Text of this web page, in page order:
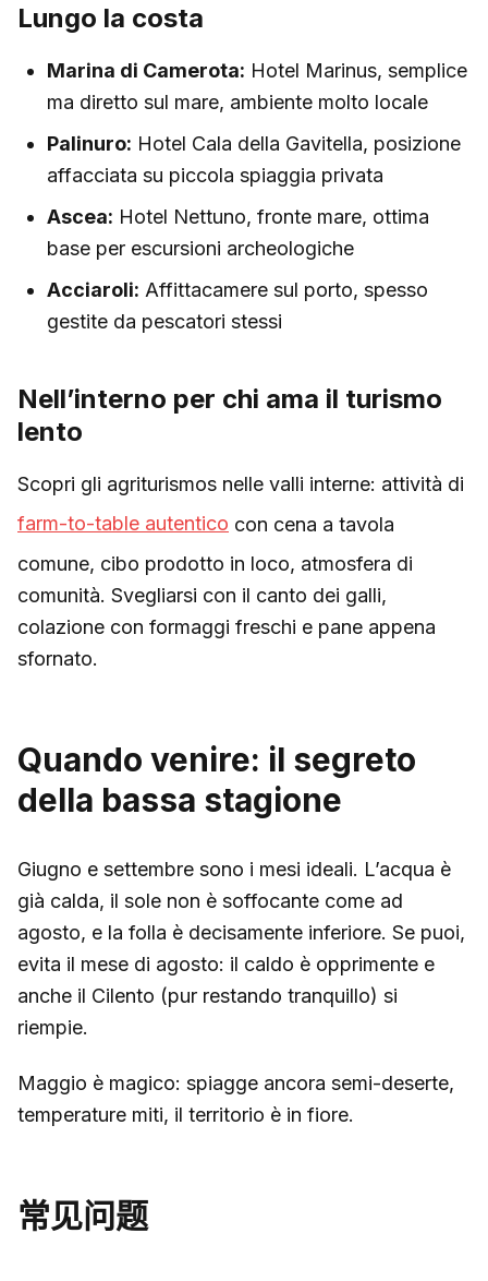
Lungo la costa
Marina di Camerota: Hotel Marinus, semplice
ma diretto sul mare, ambiente molto locale
Palinuro: Hotel Cala della Gavitella, posizione
affacciata su piccola spiaggia privata
Ascea: Hotel Nettuno, fronte mare, ottima
base per escursioni archeologiche
Acciaroli: Affittacamere sul porto, spesso
gestite da pescatori stessi
Nell’interno per chi ama il turismo
lento
Scopri gli agriturismos nelle valli interne: attività di
farm-to-table autentico con cena a tavola
comune, cibo prodotto in loco, atmosfera di
comunità. Svegliarsi con il canto dei galli,
colazione con formaggi freschi e pane appena
sfornato.
Quando venire: il segreto
della bassa stagione
Giugno e settembre sono i mesi ideali. L’acqua è
già calda, il sole non è soffocante come ad
agosto, e la folla è decisamente inferiore. Se puoi,
evita il mese di agosto: il caldo è opprimente e
anche il Cilento (pur restando tranquillo) si
riempie.
Maggio è magico: spiagge ancora semi-deserte,
temperature miti, il territorio è in fiore.
常见问题